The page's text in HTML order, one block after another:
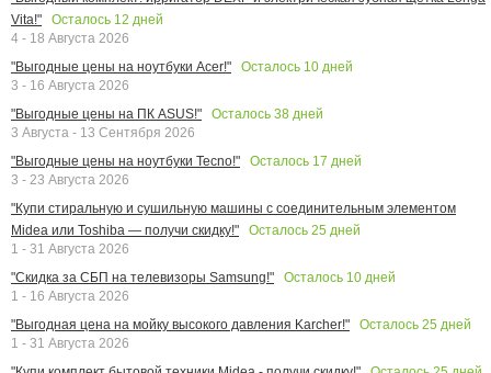
Vita!"
Осталось 12 дней
4 - 18 Августа 2026
"Выгодные цены на ноутбуки Acer!"
Осталось 10 дней
3 - 16 Августа 2026
"Выгодные цены на ПК ASUS!"
Осталось 38 дней
3 Августа - 13 Сентября 2026
"Выгодные цены на ноутбуки Tecno!"
Осталось 17 дней
3 - 23 Августа 2026
"Купи стиральную и сушильную машины с соединительным элементом
Midea или Toshiba — получи скидку!"
Осталось 25 дней
1 - 31 Августа 2026
"Скидка за СБП на телевизоры Samsung!"
Осталось 10 дней
1 - 16 Августа 2026
"Выгодная цена на мойку высокого давления Karcher!"
Осталось 25 дней
1 - 31 Августа 2026